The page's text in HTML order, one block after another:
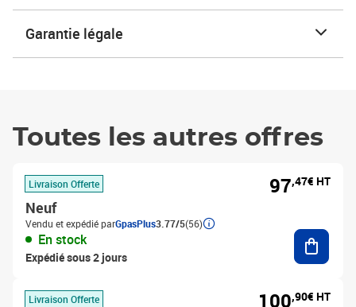
Garantie légale
Toutes les autres offres
Livraison Offerte
Neuf
Vendu et expédié parGpasPlus3.77/5(56)
En stock
Expédié sous 2 jours
97,47€ HT
Livraison Offerte 100,90€ HT